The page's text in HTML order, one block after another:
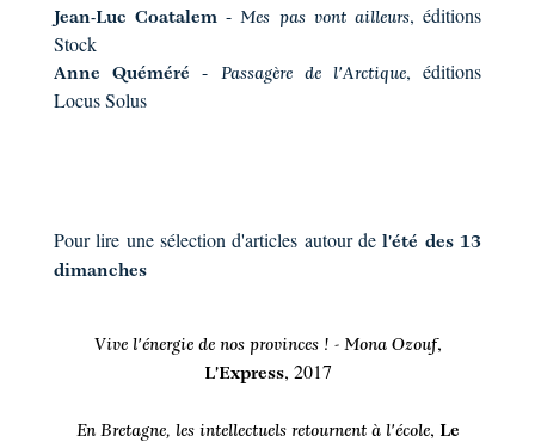
Jean-Luc Coatalem - Mes pas vont ailleurs, éditions
Stock
Anne Quéméré - Passagère de l'Arctique, éditions
Locus Solus
Pour lire une sélection d'articles autour del'été des 13
dimanches
Vive l'énergie de nos provinces ! - Mona Ozouf,
L'Express, 2017
En Bretagne, les intellectuels retournent à l'école, Le